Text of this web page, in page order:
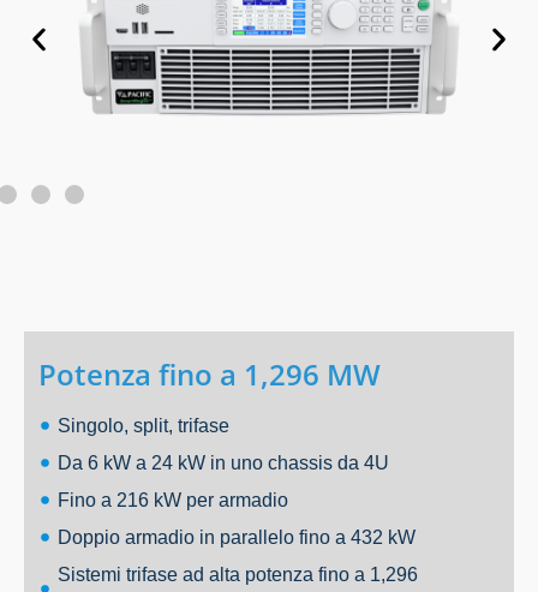
Potenza fino a 1,296 MW
Singolo, split, trifase
Da 6 kW a 24 kW in uno chassis da 4U
Fino a 216 kW per armadio
Doppio armadio in parallelo fino a 432 kW
Sistemi trifase ad alta potenza fino a 1,296